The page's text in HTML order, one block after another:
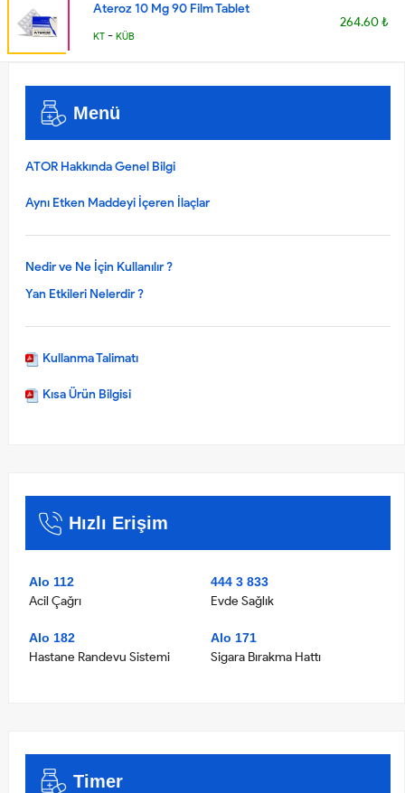
Ateroz 10 Mg 90 Film Tablet
KT - KÜB
264.60 ₺
Menü
ATOR Hakkında Genel Bilgi
Aynı Etken Maddeyi İçeren İlaçlar
Nedir ve Ne İçin Kullanılır ?
Yan Etkileri Nelerdir ?
Kullanma Talimatı
Kısa Ürün Bilgisi
Hızlı Erişim
Alo 112
Acil Çağrı
444 3 833
Evde Sağlık
Alo 182
Hastane Randevu Sistemi
Alo 171
Sigara Bırakma Hattı
Timer